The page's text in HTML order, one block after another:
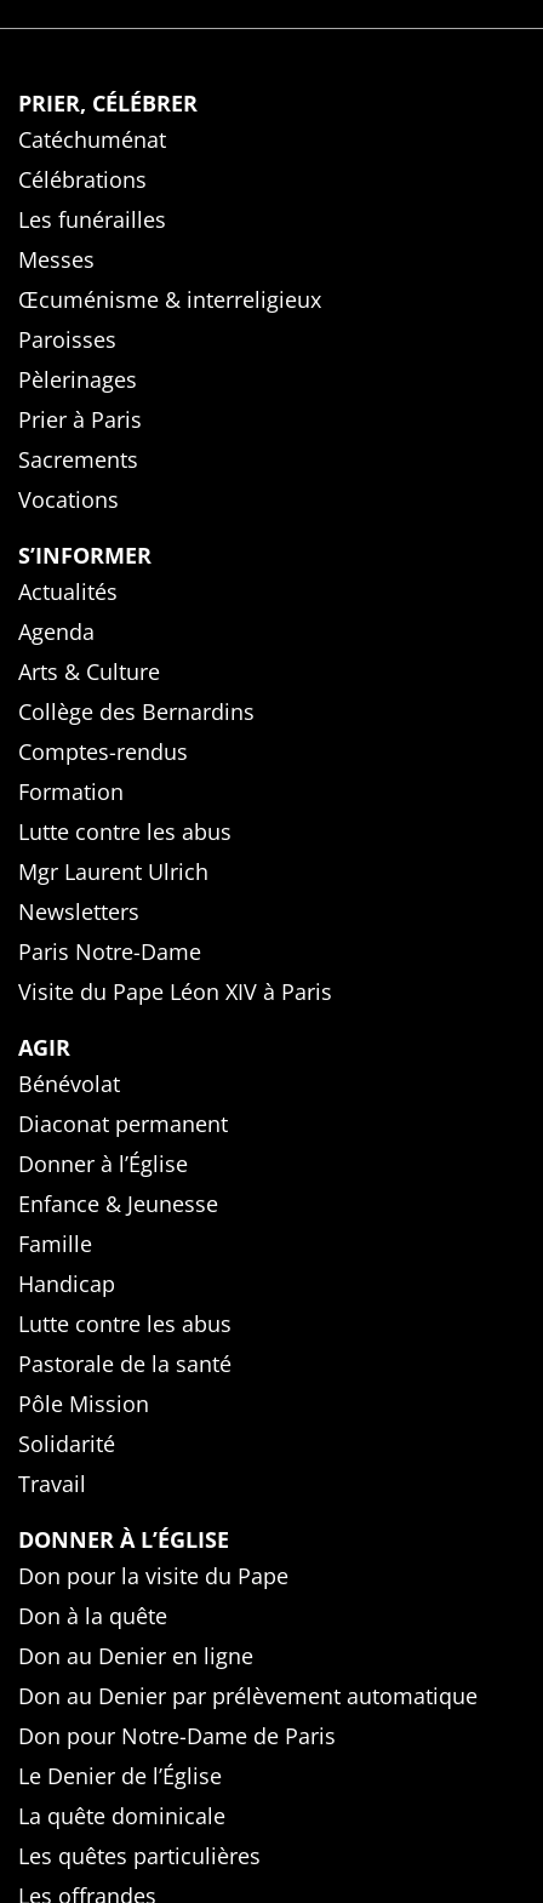
PRIER, CÉLÉBRER
Catéchuménat
Célébrations
Les funérailles
Messes
Œcuménisme & interreligieux
Paroisses
Pèlerinages
Prier à Paris
Sacrements
Vocations
S’INFORMER
Actualités
Agenda
Arts & Culture
Collège des Bernardins
Comptes-rendus
Formation
Lutte contre les abus
Mgr Laurent Ulrich
Newsletters
Paris Notre-Dame
Visite du Pape Léon XIV à Paris
AGIR
Bénévolat
Diaconat permanent
Donner à l’Église
Enfance & Jeunesse
Famille
Handicap
Lutte contre les abus
Pastorale de la santé
Pôle Mission
Solidarité
Travail
DONNER À L’ÉGLISE
Don pour la visite du Pape
Don à la quête
Don au Denier en ligne
Don au Denier par prélèvement automatique
Don pour Notre-Dame de Paris
Le Denier de l’Église
La quête dominicale
Les quêtes particulières
Les offrandes